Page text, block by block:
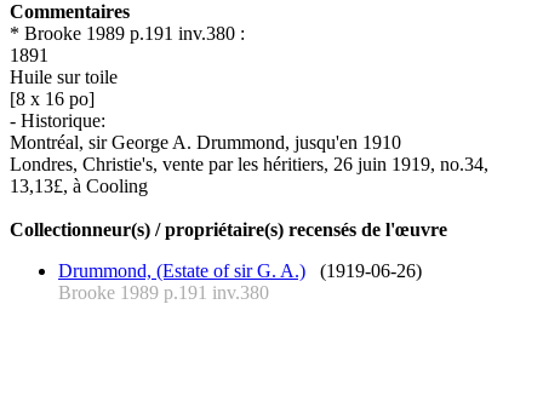
Commentaires
* Brooke 1989 p.191 inv.380 :
1891
Huile sur toile
[8 x 16 po]
- Historique:
Montréal, sir George A. Drummond, jusqu'en 1910
Londres, Christie's, vente par les héritiers, 26 juin 1919, no.34,
13,13£, à Cooling
Collectionneur(s) / propriétaire(s) recensés de l'œuvre
Drummond, (Estate of sir G. A.) (1919-06-26)
Brooke 1989 p.191 inv.380